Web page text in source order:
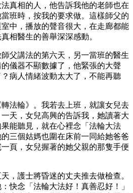
真相的人，他告訴我他的老師也在
班時，按我的要求做。這樣師父的
中，播放的聲音很大，在走廊都能
相醫生的善舉深深感動。
父講法的第六天，另一當班的醫生
儀器不顯數據了，他緊張的大聲
病人情緒波動太大了，不能再聽
法輪》。我若去上班，就讓女兒去
天，女兒高興的告訴我，她讀著大
能聽見，就在心裡念「法輪大法
三個姑媽也圍在床前一同給她爸爸
頁，女兒握著的她父親的那隻手便
，護士將昏迷的丈夫推去做檢查。
快念「法輪大法好！真善忍好！」